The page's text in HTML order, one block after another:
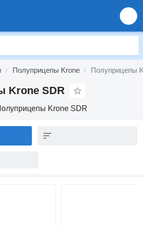
Полуприцепы Krone Полуприцепы
Krone SDR
Krone SDR